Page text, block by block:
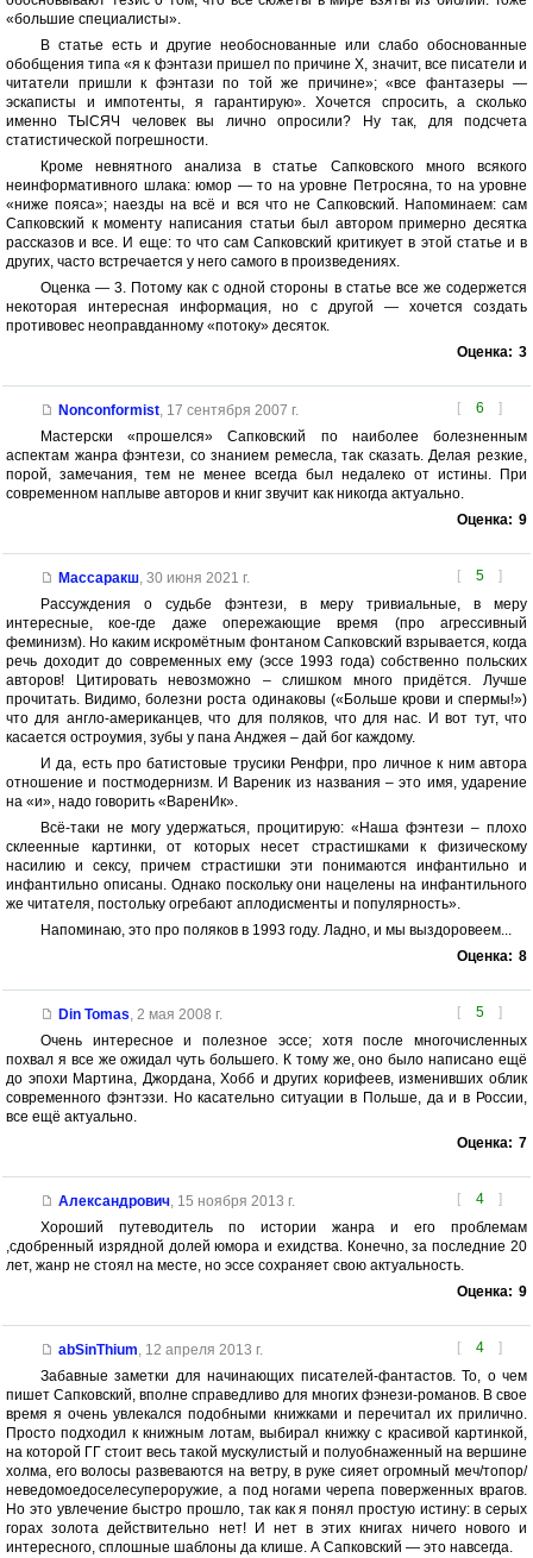
«большие специалисты».
В статье есть и другие необоснованные или слабо обоснованные
обобщения типа «я к фэнтази пришел по причине Х, значит, все писатели и
читатели пришли к фэнтази по той же причине»; «все фантазеры —
эскаписты и импотенты, я гарантирую». Хочется спросить, а сколько
именно ТЫСЯЧ человек вы лично опросили? Ну так, для подсчета
статистической погрешности.
Кроме невнятного анализа в статье Сапковского много всякого
неинформативного шлака: юмор — то на уровне Петросяна, то на уровне
«ниже пояса»; наезды на всё и вся что не Сапковский. Напоминаем: сам
Сапковский к моменту написания статьи был автором примерно десятка
рассказов и все. И еще: то что сам Сапковский критикует в этой статье и в
других, часто встречается у него самого в произведениях.
Оценка — 3. Потому как с одной стороны в статье все же содержется
некоторая интересная информация, но с другой — хочется создать
противовес неоправданному «потоку» десяток.
Оценка: 3
[ 6 ]
Nonconformist, 17 сентября 2007 г.
Мастерски «прошелся» Сапковский по наиболее болезненным
аспектам жанра фэнтези, со знанием ремесла, так сказать. Делая резкие,
порой, замечания, тем не менее всегда был недалеко от истины. При
современном наплыве авторов и книг звучит как никогда актуально.
Оценка: 9
[ 5 ]
Массаракш, 30 июня 2021 г.
Рассуждения о судьбе фэнтези, в меру тривиальные, в меру
интересные, кое-где даже опережающие время (про агрессивный
феминизм). Но каким искромётным фонтаном Сапковский взрывается, когда
речь доходит до современных ему (эссе 1993 года) собственно польских
авторов! Цитировать невозможно – слишком много придётся. Лучше
прочитать. Видимо, болезни роста одинаковы («Больше крови и спермы!»)
что для англо-американцев, что для поляков, что для нас. И вот тут, что
касается остроумия, зубы у пана Анджея – дай бог каждому.
И да, есть про батистовые трусики Ренфри, про личное к ним автора
отношение и постмодернизм. И Вареник из названия – это имя, ударение
на «и», надо говорить «ВаренИк».
Всё-таки не могу удержаться, процитирую: «Наша фэнтези – плохо
склеенные картинки, от которых несет страстишками к физическому
насилию и сексу, причем страстишки эти понимаются инфантильно и
инфантильно описаны. Однако поскольку они нацелены на инфантильного
же читателя, постольку огребают аплодисменты и популярность».
Напоминаю, это про поляков в 1993 году. Ладно, и мы выздоровеем...
Оценка: 8
[ 5 ]
Din Tomas, 2 мая 2008 г.
Очень интересное и полезное эссе; хотя после многочисленных
похвал я все же ожидал чуть большего. К тому же, оно было написано ещё
до эпохи Мартина, Джордана, Хобб и других корифеев, изменивших облик
современного фэнтэзи. Но касательно ситуации в Польше, да и в России,
все ещё актуально.
Оценка: 7
[ 4 ]
Александрович, 15 ноября 2013 г.
Хороший путеводитель по истории жанра и его проблемам
,сдобренный изрядной долей юмора и ехидства. Конечно, за последние 20
лет, жанр не стоял на месте, но эссе сохраняет свою актуальность.
Оценка: 9
[ 4 ]
abSinThium, 12 апреля 2013 г.
Забавные заметки для начинающих писателей-фантастов. То, о чем
пишет Сапковский, вполне справедливо для многих фэнези-романов. В свое
время я очень увлекался подобными книжками и перечитал их прилично.
Просто подходил к книжным лотам, выбирал книжку с красивой картинкой,
на которой ГГ стоит весь такой мускулистый и полуобнаженный на вершине
холма, его волосы развеваются на ветру, в руке сияет огромный меч/топор/
неведомоедоселесупероружие, а под ногами черепа поверженных врагов.
Но это увлечение быстро прошло, так как я понял простую истину: в серых
горах золота действительно нет! И нет в этих книгах ничего нового и
интересного, сплошные шаблоны да клише. А Сапковский — это навсегда.